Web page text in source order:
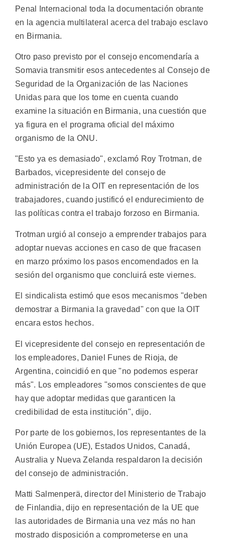
Penal Internacional toda la documentación obrante
en la agencia multilateral acerca del trabajo esclavo
en Birmania.
Otro paso previsto por el consejo encomendaría a
Somavia transmitir esos antecedentes al Consejo de
Seguridad de la Organización de las Naciones
Unidas para que los tome en cuenta cuando
examine la situación en Birmania, una cuestión que
ya figura en el programa oficial del máximo
organismo de la ONU.
"Esto ya es demasiado", exclamó Roy Trotman, de
Barbados, vicepresidente del consejo de
administración de la OIT en representación de los
trabajadores, cuando justificó el endurecimiento de
las políticas contra el trabajo forzoso en Birmania.
Trotman urgió al consejo a emprender trabajos para
adoptar nuevas acciones en caso de que fracasen
en marzo próximo los pasos encomendados en la
sesión del organismo que concluirá este viernes.
El sindicalista estimó que esos mecanismos "deben
demostrar a Birmania la gravedad" con que la OIT
encara estos hechos.
El vicepresidente del consejo en representación de
los empleadores, Daniel Funes de Rioja, de
Argentina, coincidió en que "no podemos esperar
más". Los empleadores "somos conscientes de que
hay que adoptar medidas que garanticen la
credibilidad de esta institución", dijo.
Por parte de los gobiernos, los representantes de la
Unión Europea (UE), Estados Unidos, Canadá,
Australia y Nueva Zelanda respaldaron la decisión
del consejo de administración.
Matti Salmenperä, director del Ministerio de Trabajo
de Finlandia, dijo en representación de la UE que
las autoridades de Birmania una vez más no han
mostrado disposición a comprometerse en una